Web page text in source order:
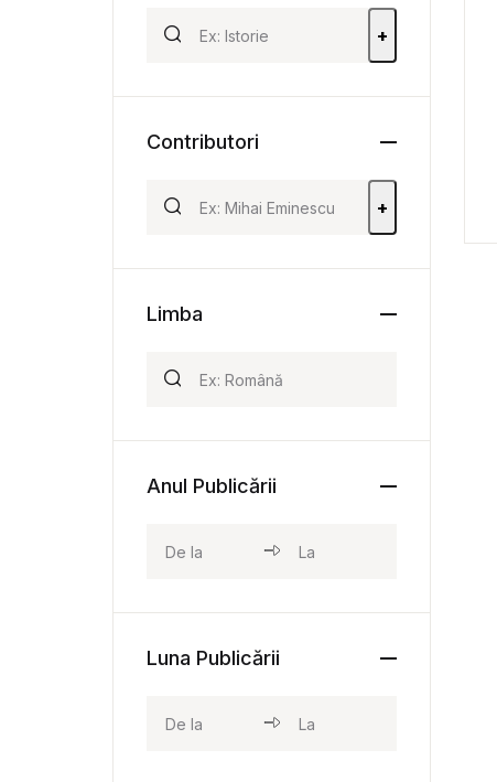
+
Contributori
+
Limba
Anul Publicării
Luna Publicării